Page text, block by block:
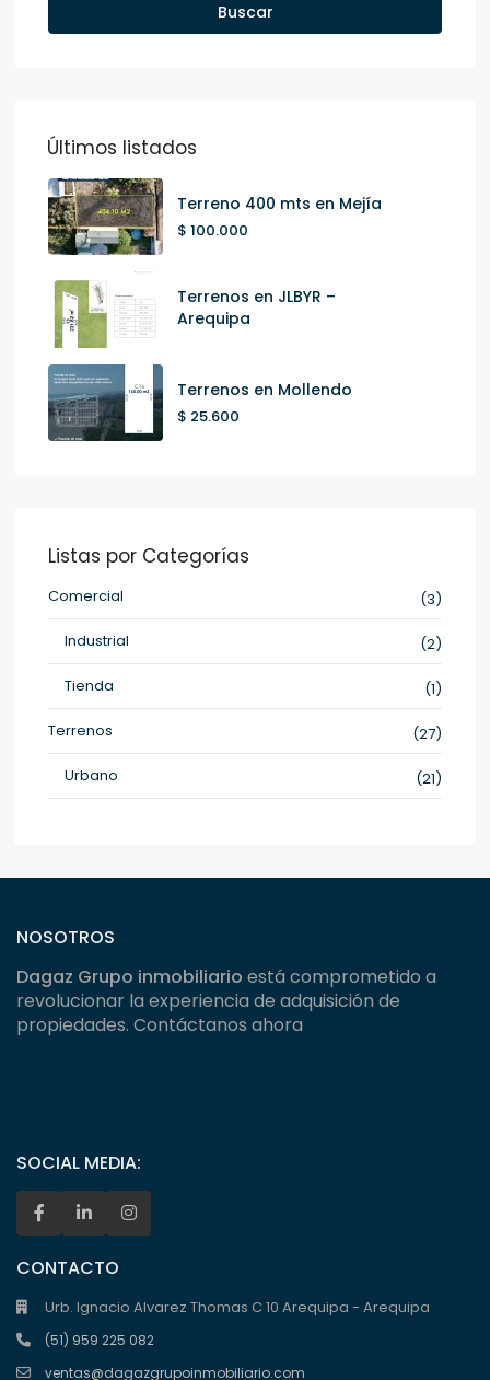
Buscar
Últimos listados
Terreno 400 mts en Mejía
$ 100.000
Terrenos en JLBYR –
Arequipa
Terrenos en Mollendo
$ 25.600
Listas por Categorías
Comercial
(3)
Industrial
(2)
Tienda
(1)
Terrenos
(27)
Urbano
(21)
NOSOTROS
Dagaz Grupo inmobiliario está comprometido a
revolucionar la experiencia de adquisición de
propiedades. Contáctanos ahora
SOCIAL MEDIA:
CONTACTO
Urb. Ignacio Alvarez Thomas C 10 Arequipa - Arequipa
(51) 959 225 082
ventas@dagazgrupoinmobiliario.com